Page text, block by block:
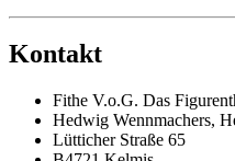
Kontakt
Fithe V.o.G. Das
Hedwig Wennmachers,
Lütticher Straße 65